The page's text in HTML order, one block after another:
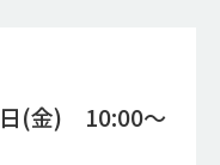
日(金) 10:00～